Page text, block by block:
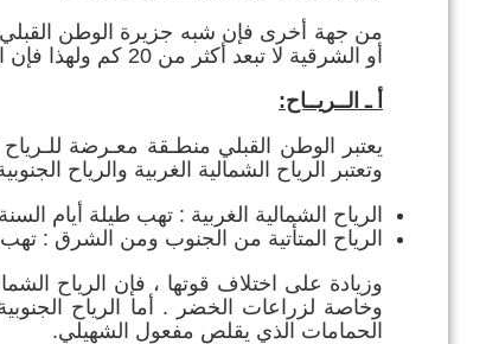
أو الشرقية لا تبعد أكثر من 20 كم ولهذا فإن المناخ بهذه الجهة يتأثر بالبحر.
أ ـ الــريــاح:
وتعتبر الرياح الشمالية الغربية والرياح
الرياح الشمالية الغربية : تهب طيلة أيام
الرياح المتأتية من الجنوب ومن الشرق :
وزيادة على اختلاف قوتها ، فإن الرياح
وخاصة لزراعات الخضر . أما الرياح
الحمامات الذي يقلص مفعول الشهيلي.